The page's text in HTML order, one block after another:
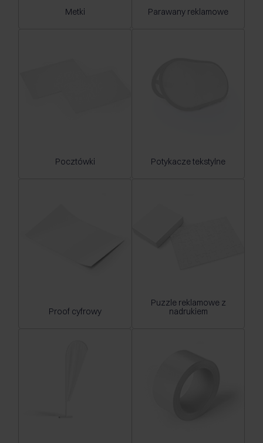
Metki Parawany reklamowe
Pocztówki Potykacze tekstylne
Proof cyfrowy
Puzzle reklamowe z
nadrukiem